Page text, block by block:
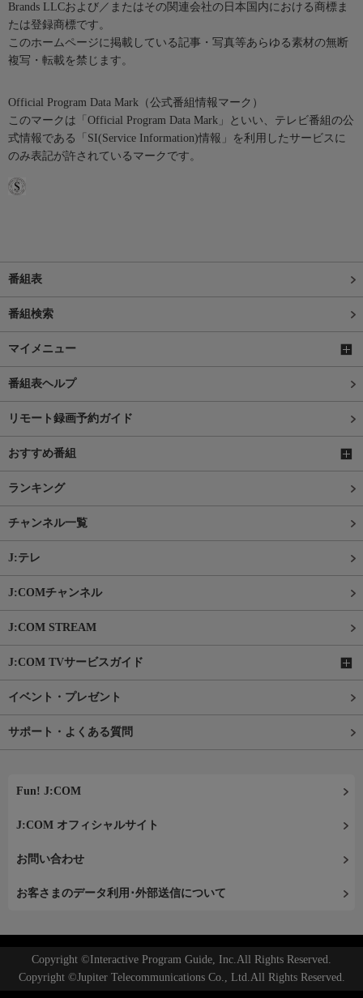
Brands LLCおよび／またはその関連会社の日本国内における商標ま
たは登録商標です。
このホームページに掲載している記事・写真等あらゆる素材の無断
複写・転載を禁じます。
Official Program Data Mark（公式番組情報マーク）
このマークは「Official Program Data Mark」といい、テレビ番組の公
式情報である「SI(Service Information)情報」を利用したサービスに
のみ表記が許されているマークです。
番組表
番組検索
マイメニュー
番組表ヘルプ
リモート録画予約ガイド
おすすめ番組
ランキング
チャンネル一覧
J:テレ
J:COMチャンネル
J:COM STREAM
J:COM TVサービスガイド
イベント・プレゼント
サポート・よくある質問
Fun! J:COM
J:COM オフィシャルサイト
お問い合わせ
お客さまのデータ利用･外部送信について
Copyright ©Interactive Program Guide, Inc.All Rights Reserved.
Copyright ©Jupiter Telecommunications Co., Ltd.All Rights Reserved.